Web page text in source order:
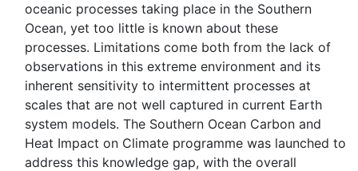
oceanic processes taking place in the Southern
Ocean, yet too little is known about these
processes. Limitations come both from the lack of
observations in this extreme environment and its
inherent sensitivity to intermittent processes at
scales that are not well captured in current Earth
system models. The Southern Ocean Carbon and
Heat Impact on Climate programme was launched to
address this knowledge gap, with the overall